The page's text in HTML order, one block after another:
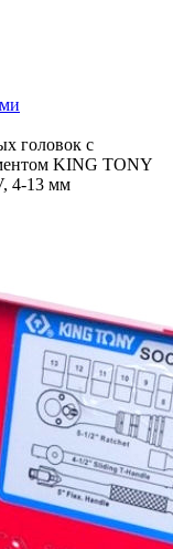
головок с
KING TONY
4-13 мм